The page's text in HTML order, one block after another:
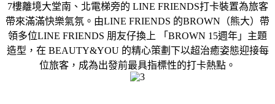
7樓離境大堂南、北電梯旁的 LINE FRIENDS打卡裝置為旅客
帶來滿滿快樂氣氛。由LINE FRIENDS 的BROWN（熊大）帶
領多位LINE FRIENDS 朋友仔換上 「BROWN 15週年」主題
造型，在 BEAUTY&YOU 的精心策劃下以超治癒姿態迎接每
位旅客，成為出發前最具指標性的打卡熱點。